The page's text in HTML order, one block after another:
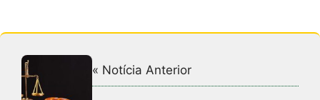
« Notícia Anterior